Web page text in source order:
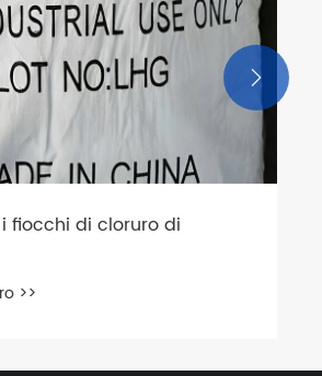
essenziale per l'inverno
più ampie
>>
